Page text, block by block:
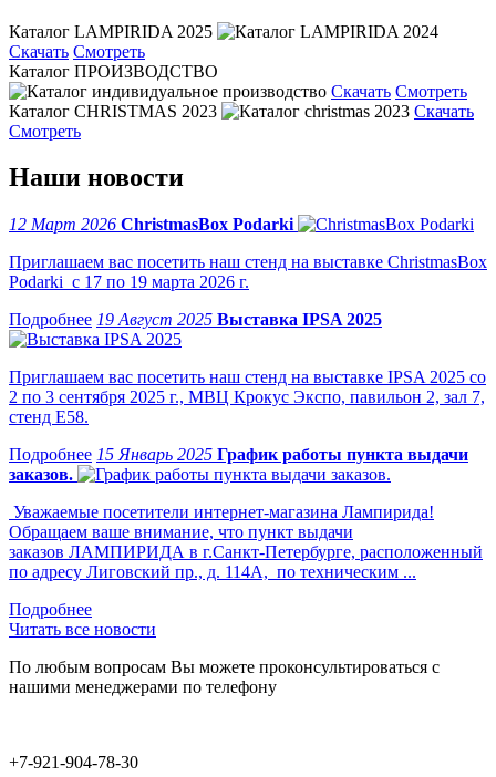
Каталог LAMPIRIDA 2025
Скачать Смотреть
Каталог ПРОИЗВОДСТВО
Скачать Смотреть
Каталог CHRISTMAS 2023
Скачать
Смотреть
Наши новости
12 Март 2026 ChristmasBox Podarki
Приглашаем вас посетить наш стенд на выставке ChristmasBox
Podarki с 17 по 19 марта 2026 г.
19 Август 2025 Выставка IPSA 2025
Приглашаем вас посетить наш стенд на выставке IPSA 2025 со
2 по 3 сентября 2025 г., МВЦ Крокус Экспо, павильон 2, зал 7,
стенд Е58.
15 Январь 2025 График работы пункта выдачи
заказов.
Уважаемые посетители интернет-магазина Лампирида!
Обращаем ваше внимание, что пункт выдачи
заказов ЛАМПИРИДА в г.Санкт-Петербурге, расположенный
по адресу Лиговский пр., д. 114А, по техническим ...
Читать все новости
По любым вопросам Вы можете проконсультироваться с
нашими менеджерами по телефону
+7-921-904-78-30